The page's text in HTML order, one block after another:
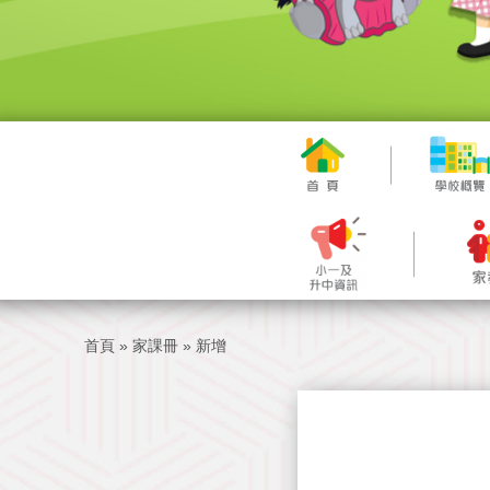
首頁 » 家課冊 » 新增